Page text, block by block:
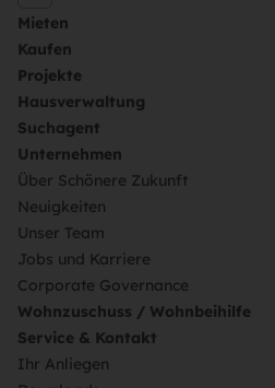
Mieten
Kaufen
Projekte
Hausverwaltung
Suchagent
Unternehmen
Über Schönere Zukunft
Neuigkeiten
Unser Team
Jobs und Karriere
Corporate Governance
Wohnzuschuss / Wohnbeihilfe
Service & Kontakt
Ihr Anliegen